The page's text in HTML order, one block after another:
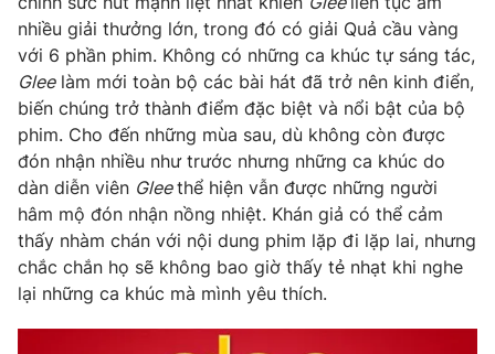
Liên hệ quảng cáo:024-7300.7108
® Cấm sao chép dưới mọi hình thức nếu không có sự chấp
nhiều giải thưởng lớn, trong đó có giải Quả cầu vàng
với 6 phần phim. Không có những ca khúc tự sáng tác,
Gleelàm mới toàn bộ các bài hát đã trở nên kinh điển,
biến chúng trở thành điểm đặc biệt và nổi bật của bộ
phim. Cho đến những mùa sau, dù không còn được
đón nhận nhiều như trước nhưng những ca khúc do
dàn diễn viên Gleethể hiện vẫn được những người
hâm mộ đón nhận nồng nhiệt. Khán giả có thể cảm
thấy nhàm chán với nội dung phim lặp đi lặp lai, nhưng
chắc chắn họ sẽ không bao giờ thấy tẻ nhạt khi nghe
lại những ca khúc mà mình yêu thích.